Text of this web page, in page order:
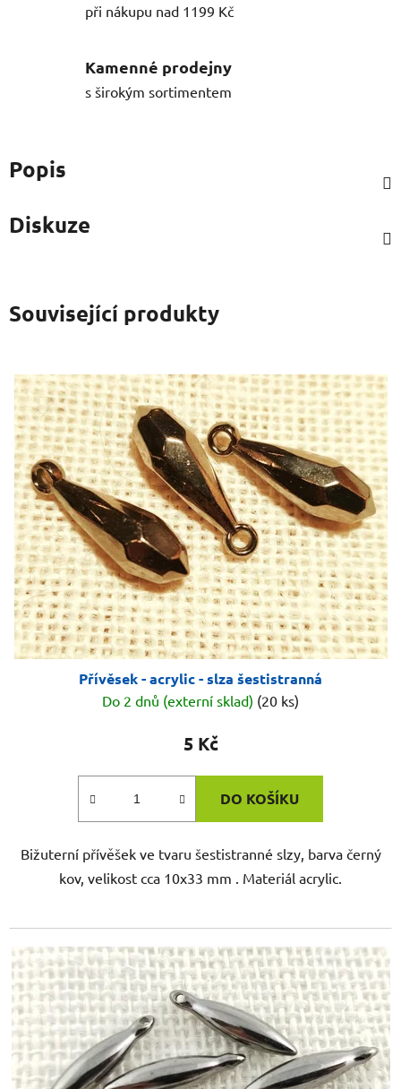
při nákupu nad 1199 Kč
Kamenné prodejny
s širokým sortimentem
Popis
Diskuze
Související produkty
Přívěsek - acrylic - slza šestistranná
Do 2 dnů (externí sklad) (20 ks)
5 Kč
DO KOŠÍKU
Bižuterní přívěšek ve tvaru šestistranné slzy, barva černý
kov, velikost cca 10x33 mm . Materiál acrylic.